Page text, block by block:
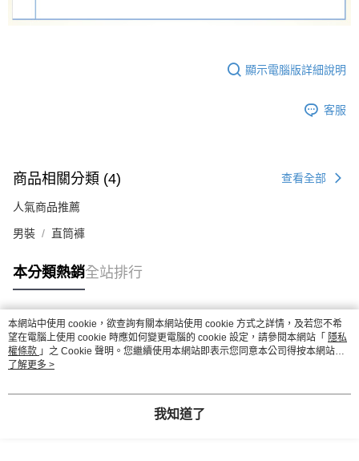
顯示電腦版詳細說明
客服
商品相關分類 (4) 查看全部
人氣商品推薦
男裝 直筒褲
本分類熱銷全站排行
熱門標籤
本網站中使用 cookie，欲查詢有關本網站使用 cookie 方式之詳情，及若您不希
望在電腦上使用 cookie 時應如何變更電腦的 cookie 設定，請參閱本網站「 隱私
權條款 」之 Cookie 聲明。您繼續使用本網站即表示您同意本公司得按本網站使
用條款之 Cookie 聲明使用 cookie。
了解更多 >
我知道了